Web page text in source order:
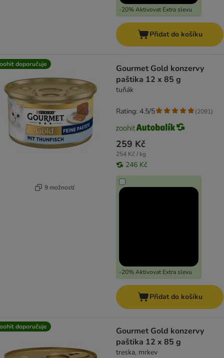
-20% Aktivovat Extra slevu
Přidat do košíku
doporučuje
9 možností
Gourmet Gold konzervy
paštika 12 x 85 g
tuňák
259 Kč
254 Kč / kg
246 Kč
-20% Aktivovat Extra slevu
Rating: 4.5/5 (2091)
Přidat do košíku
doporučuje
Gourmet Gold konzervy
paštika 12 x 85 g
treska, mrkev